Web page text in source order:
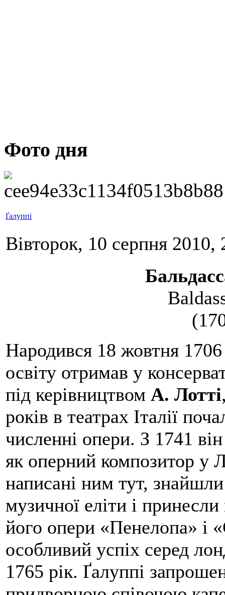
Фото дня
Ґалуппі
Вівторок, 10 серпня 2010,
Народився 18 жовтня
освіту отримав у
під керівництвом А. Лотті
років в театрах Італії
численні опери. З 1741
як оперний композитор у
написані ним тут,
музичної еліти і
його опери «Пенелопа» і
особливий успіх серед
1765 рік. Ґалуппі